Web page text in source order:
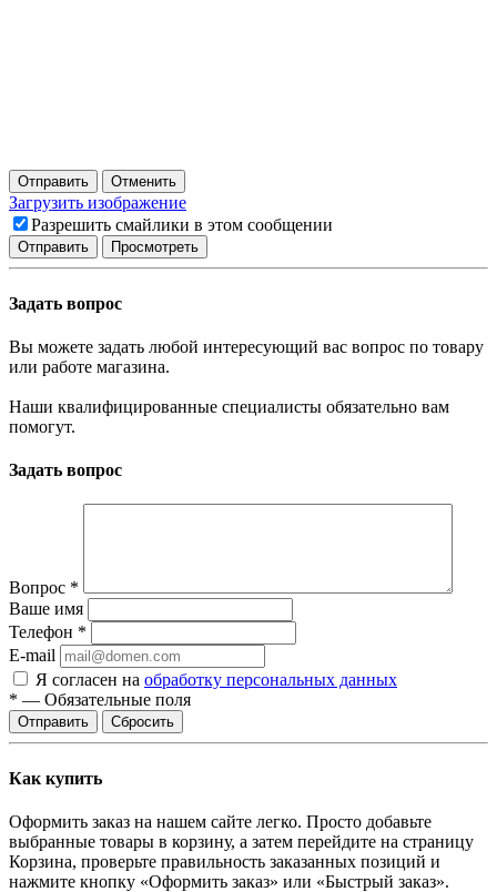
Отправить Отменить
Загрузить изображение
Разрешить смайлики в этом сообщении
Задать вопрос
Вы можете задать любой интересующий вас вопрос по товару
или работе магазина.
Наши квалифицированные специалисты обязательно вам
помогут.
Задать вопрос
Вопрос *
Ваше имя
Телефон *
E-mail
Я согласен на обработку персональных данных
* — Обязательные поля
Отправить Сбросить
Как купить
Оформить заказ на нашем сайте легко. Просто добавьте
выбранные товары в корзину, а затем перейдите на страницу
Корзина, проверьте правильность заказанных позиций и
нажмите кнопку «Оформить заказ» или «Быстрый заказ».